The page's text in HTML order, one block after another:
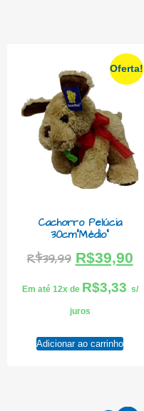
Oferta!
Cachorro Pelúcia
30cm”Médio”
R$39,99 R$39,90
Em até 12x de R$3,33 s/
juros
Adicionar ao carrinho